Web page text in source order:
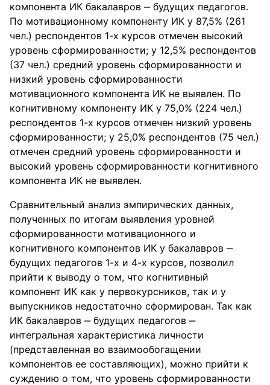
компонента ИК бакалавров ‒ будущих педагогов.
По мотивационному компоненту ИК у 87,5% (261
чел.) респондентов 1-х курсов отмечен высокий
уровень сформированности; у 12,5% респондентов
(37 чел.) средний уровень сформированности и
низкий уровень сформированности
мотивационного компонента ИК не выявлен. По
когнитивному компоненту ИК у 75,0% (224 чел.)
респондентов 1-х курсов отмечен низкий уровень
сформированности; у 25,0% респондентов (75 чел.)
отмечен средний уровень сформированности и
высокий уровень сформированности когнитивного
компонента ИК не выявлен.
Сравнительный анализ эмпирических данных,
полученных по итогам выявления уровней
сформированности мотивационного и
когнитивного компонентов ИК у бакалавров ‒
будущих педагогов 1-х и 4-х курсов, позволил
прийти к выводу о том, что когнитивный
компонент ИК как у первокурсников, так и у
выпускников недостаточно сформирован. Так как
ИК бакалавров ‒ будущих педагогов ‒
интегральная характеристика личности
(представленная во взаимообогащении
компонентов ее составляющих), можно прийти к
суждению о том, что уровень сформированности